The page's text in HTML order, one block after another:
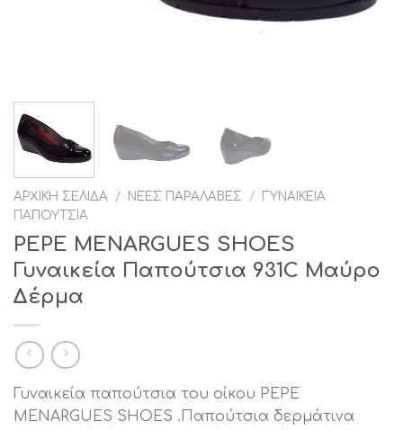
ΑΡΧΙΚΉ ΣΕΛΊΔΑ / ΝΈΕΣ ΠΑΡΑΛΑΒΈΣ /
ΓΥΝΑΙΚΕΊΑ
ΠΑΠΟΎΤΣΙΑ
PEPE MENARGUES SHOES
Γυναικεία Παπούτσια 931C Μαύρο
Δέρμα
Γυναικεία παπούτσια του οίκου PEPE
MENARGUES SHOES .Παπούτσια δερμάτινα